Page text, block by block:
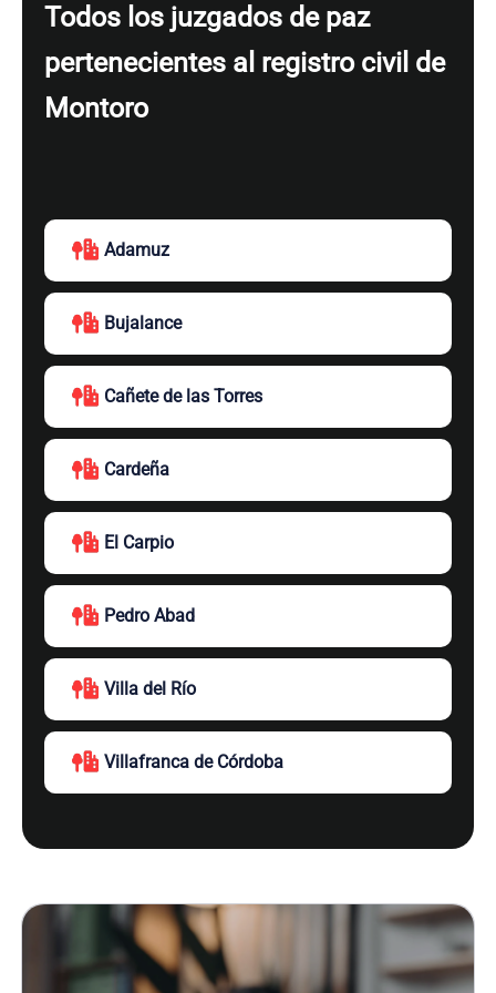
Todos los juzgados de paz
pertenecientes al registro civil de
Montoro
Adamuz
Bujalance
Cañete de las Torres
Cardeña
El Carpio
Pedro Abad
Villa del Río
Villafranca de Córdoba